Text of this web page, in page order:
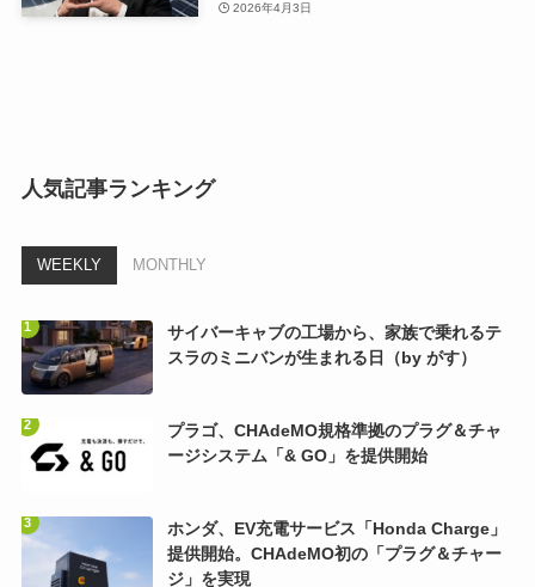
2026年4月3日
人気記事ランキング
WEEKLY MONTHLY
サイバーキャブの工場から、家族で乗れるテ
スラのミニバンが生まれる日（by がす）
プラゴ、CHAdeMO規格準拠のプラグ＆チャ
ージシステム「& GO」を提供開始
ホンダ、EV充電サービス「Honda Charge」
提供開始。CHAdeMO初の「プラグ＆チャー
ジ」を実現